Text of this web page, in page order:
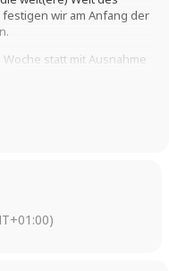
wir am Anfang der
statt mit Ausnahme